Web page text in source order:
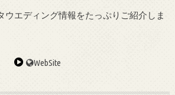
ウエディング情報をたっぷりご紹介しま
WebSite